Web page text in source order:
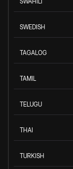
SWEDISH
TAGALOG
TAMIL
TELUGU
THAI
TURKISH